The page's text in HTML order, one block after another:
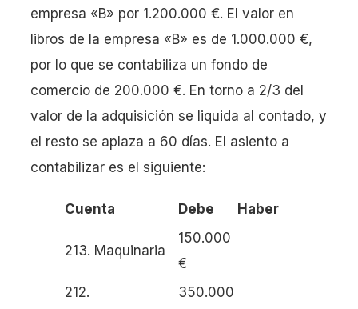
empresa «B» por 1.200.000 €. El valor en
libros de la empresa «B» es de 1.000.000 €,
por lo que se contabiliza un fondo de
comercio de 200.000 €. En torno a 2/3 del
valor de la adquisición se liquida al contado, y
el resto se aplaza a 60 días. El asiento a
contabilizar es el siguiente:
Cuenta Debe Haber
213. Maquinaria
150.000
€
212.
350.000